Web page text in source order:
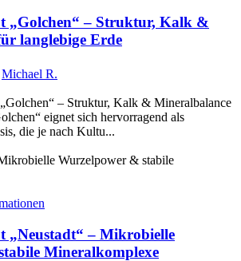
„Golchen“ – Struktur, Kalk &
langlebige Erde
Michael R.
– Struktur, Kalk & Mineralbalance
eignet sich hervorragend als
die je nach Kultu...
„Neustadt“ – Mikrobielle
Mineralkomplexe